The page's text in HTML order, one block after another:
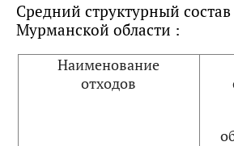
Средний структурный
Мурманской области :
Наименование
отходов